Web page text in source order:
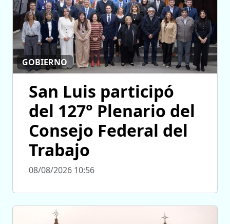
GOBIERNO
San Luis participó
del 127° Plenario del
Consejo Federal del
Trabajo
08/08/2026 10:56